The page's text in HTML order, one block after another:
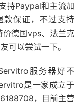
持Paypal和主流加
款保证，不过支持
价德国vps、法兰克
可以尝试一下。
服务器好不
是一家成立于
，目前主营